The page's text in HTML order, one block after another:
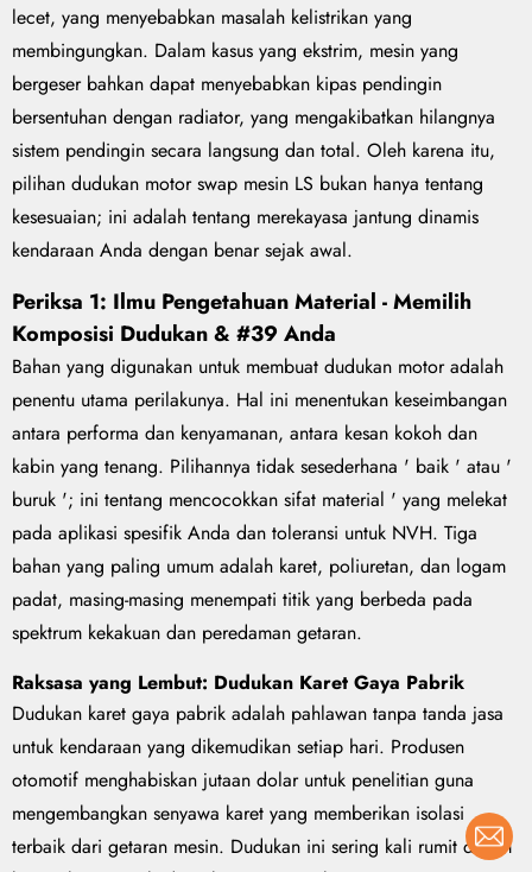
lecet, yang menyebabkan masalah kelistrikan yang
membingungkan. Dalam kasus yang ekstrim, mesin yang
bergeser bahkan dapat menyebabkan kipas pendingin
bersentuhan dengan radiator, yang mengakibatkan hilangnya
sistem pendingin secara langsung dan total. Oleh karena itu,
pilihan dudukan motor swap mesin LS bukan hanya tentang
kesesuaian; ini adalah tentang merekayasa jantung dinamis
kendaraan Anda dengan benar sejak awal.
Periksa 1: Ilmu Pengetahuan Material - Memilih
Komposisi Dudukan & #39 Anda
Bahan yang digunakan untuk membuat dudukan motor adalah
penentu utama perilakunya. Hal ini menentukan keseimbangan
antara performa dan kenyamanan, antara kesan kokoh dan
kabin yang tenang. Pilihannya tidak sesederhana ' baik ' atau '
buruk '; ini tentang mencocokkan sifat material ' yang melekat
pada aplikasi spesifik Anda dan toleransi untuk NVH. Tiga
bahan yang paling umum adalah karet, poliuretan, dan logam
padat, masing-masing menempati titik yang berbeda pada
spektrum kekakuan dan peredaman getaran.
Raksasa yang Lembut: Dudukan Karet Gaya Pabrik
Dudukan karet gaya pabrik adalah pahlawan tanpa tanda jasa
untuk kendaraan yang dikemudikan setiap hari. Produsen
otomotif menghabiskan jutaan dolar untuk penelitian guna
mengembangkan senyawa karet yang memberikan isolasi
terbaik dari getaran mesin. Dudukan ini sering kali rumit dalam